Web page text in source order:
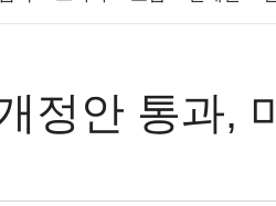
사회 정치 건강 의료
정안 통과,